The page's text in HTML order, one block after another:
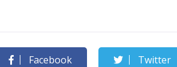
Facebook Twitter